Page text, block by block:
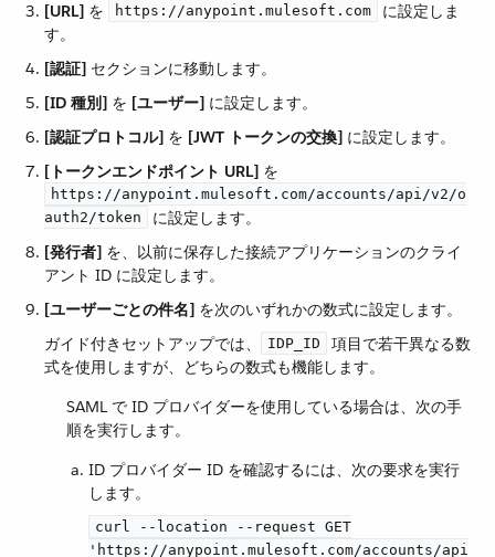
[URL] ​ を ​ https://anypoint.mulesoft.com
​ に設定しま
す。
[認証] ​ セクションに移動します。
[ID 種別] ​ を ​ [ユーザー] ​ に設定します。
[認証プロトコル] ​ を ​ [JWT トークンの交換] ​ に設定します。
[トークンエンドポイント URL] ​ を ​
https://anypoint.mulesoft.com/accounts/api/v2/o
auth2/token
​ に設定します。
[発行者] ​ を、以前に保存した接続アプリケーションのクライ
アント ID に設定します。
[ユーザーごとの件名] ​ を次のいずれかの数式に設定します。
ガイド付きセットアップでは、​
IDP_ID
​ 項目で若干異なる数
式を使用しますが、どちらの数式も機能します。
SAML で ID プロバイダーを使用している場合は、次の手
順を実行します。
ID プロバイダー ID を確認するには、次の要求を実行
します。
curl --location --request GET
'https://anypoint.mulesoft.com/accounts/api